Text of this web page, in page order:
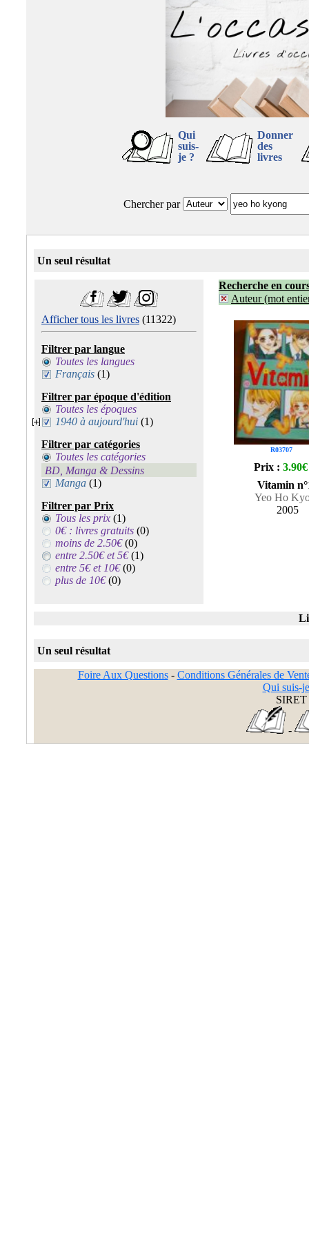
Qui
suis-
je ?
Donner
des
livres
Chercher par
Un seul résultat
Afficher tous les livres (11322)
Filtrer par langue
Toutes les langues
Français (1)
Filtrer par époque d'édition
Toutes les époques
1940 à aujourd'hui (1)
Filtrer par catégories
Toutes les catégories
BD, Manga & Dessins
Manga (1)
Filtrer par Prix
Tous les prix (1)
0€ : livres gratuits (0)
moins de 2.50€(0)
entre 2.50€ et 5€(1)
entre 5€ et 10€(0)
plus de 10€(0)
Recherche en
Auteur (mot
R03707
Prix : 3.90€
Vitamin
Yeo Ho
2005
Un seul résultat
Foire Aux Questions- Conditions Générales de
Qui suis-
SIRET
-